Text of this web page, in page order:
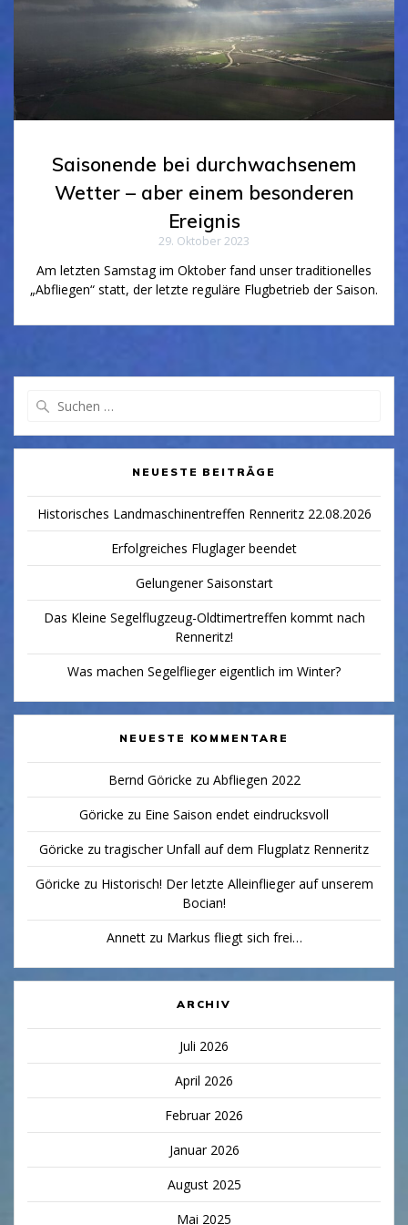
Saisonende bei durchwachsenem
Wetter – aber einem besonderen
Ereignis
29. Oktober 2023
Am letzten Samstag im Oktober fand unser traditionelles
„Abfliegen“ statt, der letzte reguläre Flugbetrieb der Saison.
NEUESTE BEITRÄGE
Historisches Landmaschinentreffen Renneritz 22.08.2026
Erfolgreiches Fluglager beendet
Gelungener Saisonstart
Das Kleine Segelflugzeug-Oldtimertreffen kommt nach
Renneritz!
Was machen Segelflieger eigentlich im Winter?
NEUESTE KOMMENTARE
Bernd Göricke zu Abfliegen 2022
Göricke zu Eine Saison endet eindrucksvoll
Göricke zutragischer Unfall auf dem Flugplatz Renneritz
Göricke zu Historisch! Der letzte Alleinflieger auf unserem
Bocian!
Annettzu Markus fliegt sich frei…
ARCHIV
Juli 2026
April 2026
Februar 2026
Januar 2026
August 2025
Mai 2025